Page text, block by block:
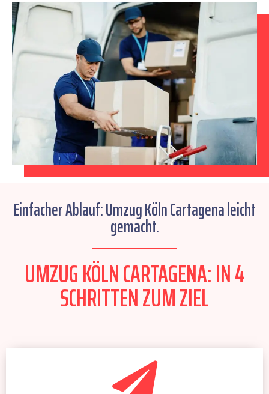
Einfacher Ablauf: Umzug Köln Cartagena leicht
gemacht.
UMZUG KÖLN CARTAGENA: IN 4
SCHRITTEN ZUM ZIEL